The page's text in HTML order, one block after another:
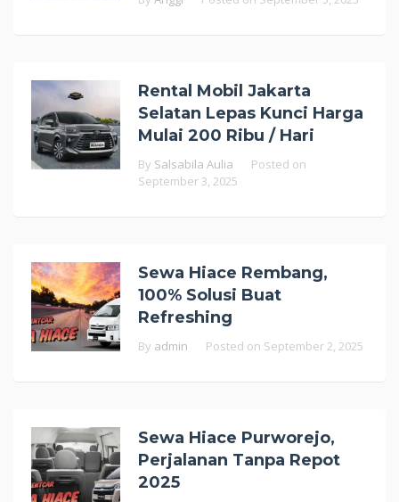
Rental Mobil Jakarta
Selatan Lepas Kunci Harga
Mulai 200 Ribu / Hari
By Salsabila Aulia
Posted on
September 3, 2025
Sewa Hiace Rembang,
100% Solusi Buat
Refreshing
By admin Posted on September 2, 2025
Sewa Hiace Purworejo,
Perjalanan Tanpa Repot
2025